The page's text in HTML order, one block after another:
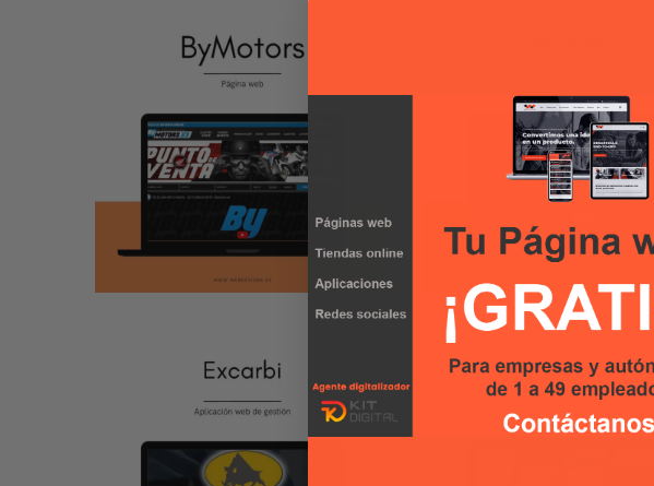
ByMotors
APLICACIÓN WEB
PÁGINA WEB
BidBike
PÁGINA WEB